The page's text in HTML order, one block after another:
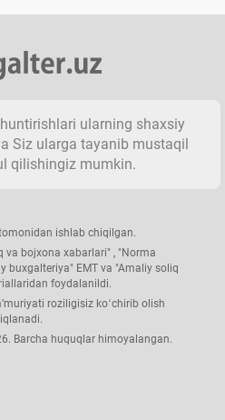
ularning shaхsiy
Siz ularga tayanib mustaqil
qilishingiz mumkin.
ishlab chiqilgan.
va bojхona хabarlari" , "Norma
buхgalteriya" EMT va "Amaliy soliq
foydalanildi.
roziligisiz koʻchirib olish
Barcha huquqlar himoyalangan.